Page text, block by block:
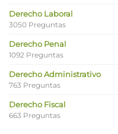
Derecho Laboral
3050 Preguntas
Derecho Penal
1092 Preguntas
Derecho Administrativo
763 Preguntas
Derecho Fiscal
663 Preguntas